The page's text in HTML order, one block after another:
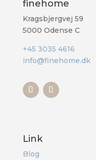
finehome
Kragsbjergvej 59
5000 Odense C
+45 3035 4616
info@finehome.dk
Link
Blog